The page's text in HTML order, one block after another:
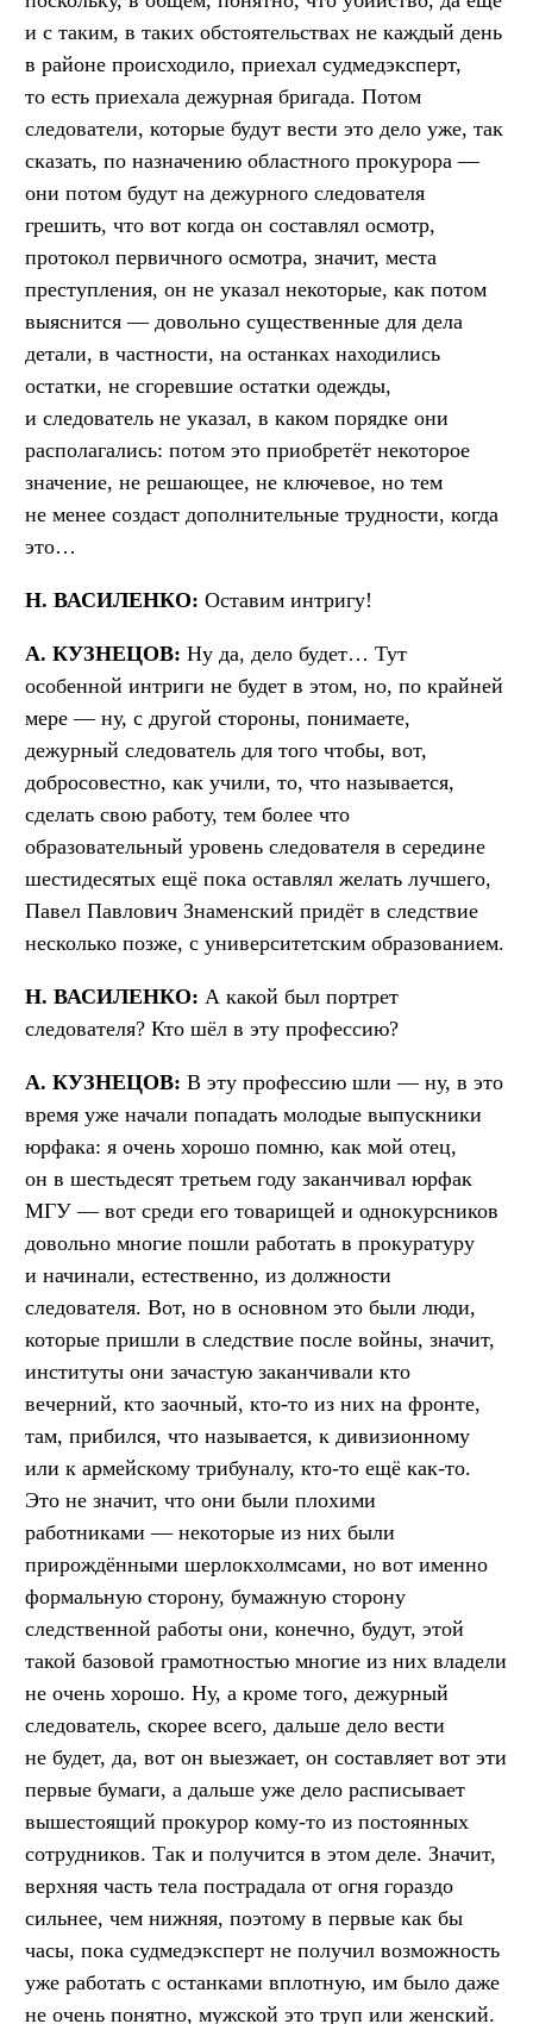
и с таким, в таких обстоятельствах не каждый день
в районе происходило, приехал судмедэксперт,
то есть приехала дежурная бригада. Потом
следователи, которые будут вести это дело уже, так
сказать, по назначению областного прокурора —
они потом будут на дежурного следователя
грешить, что вот когда он составлял осмотр,
протокол первичного осмотра, значит, места
преступления, он не указал некоторые, как потом
выяснится — довольно существенные для дела
детали, в частности, на останках находились
остатки, не сгоревшие остатки одежды,
и следователь не указал, в каком порядке они
располагались: потом это приобретёт некоторое
значение, не решающее, не ключевое, но тем
не менее создаст дополнительные трудности, когда
это…
Н. ВАСИЛЕНКО: Оставим интригу!
А. КУЗНЕЦОВ: Ну да, дело будет… Тут
особенной интриги не будет в этом, но, по крайней
мере — ну, с другой стороны, понимаете,
дежурный следователь для того чтобы, вот,
добросовестно, как учили, то, что называется,
сделать свою работу, тем более что
образовательный уровень следователя в середине
шестидесятых ещё пока оставлял желать лучшего,
Павел Павлович Знаменский придёт в следствие
несколько позже, с университетским образованием.
Н. ВАСИЛЕНКО: А какой был портрет
следователя? Кто шёл в эту профессию?
А. КУЗНЕЦОВ: В эту профессию шли — ну, в это
время уже начали попадать молодые выпускники
юрфака: я очень хорошо помню, как мой отец,
он в шестьдесят третьем году заканчивал юрфак
МГУ — вот среди его товарищей и однокурсников
довольно многие пошли работать в прокуратуру
и начинали, естественно, из должности
следователя. Вот, но в основном это были люди,
которые пришли в следствие после войны, значит,
институты они зачастую заканчивали кто
вечерний, кто заочный, кто-то из них на фронте,
там, прибился, что называется, к дивизионному
или к армейскому трибуналу, кто-то ещё как-то.
Это не значит, что они были плохими
работниками — некоторые из них были
прирождёнными шерлокхолмсами, но вот именно
формальную сторону, бумажную сторону
следственной работы они, конечно, будут, этой
такой базовой грамотностью многие из них владели
не очень хорошо. Ну, а кроме того, дежурный
следователь, скорее всего, дальше дело вести
не будет, да, вот он выезжает, он составляет вот эти
первые бумаги, а дальше уже дело расписывает
вышестоящий прокурор кому-то из постоянных
сотрудников. Так и получится в этом деле. Значит,
верхняя часть тела пострадала от огня гораздо
сильнее, чем нижняя, поэтому в первые как бы
часы, пока судмедэксперт не получил возможность
уже работать с останками вплотную, им было даже
не очень понятно, мужской это труп или женский.